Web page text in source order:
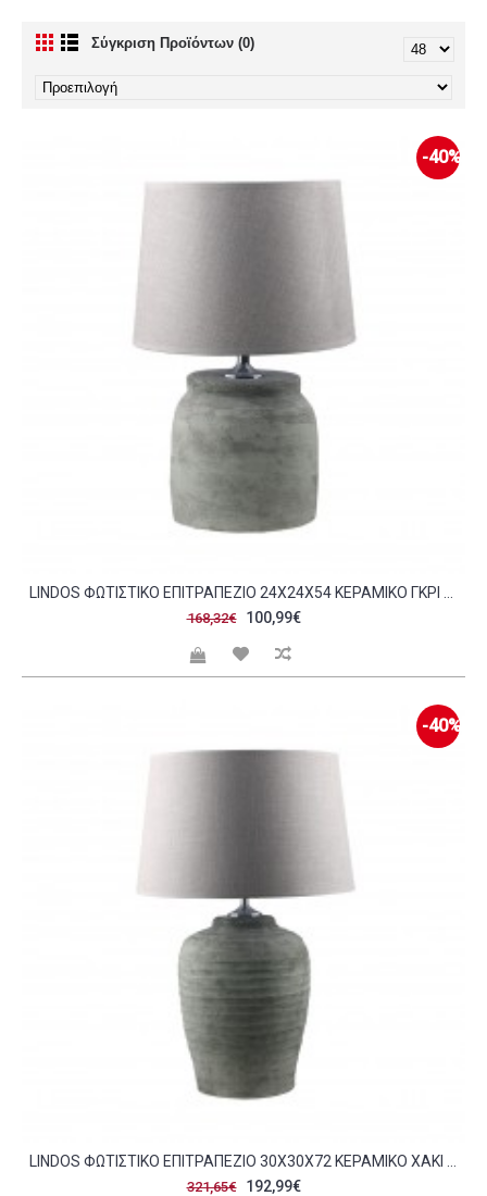
Σύγκριση Προϊόντων (0)
-40%
168,32€ 100,99€
-40%
321,65€ 192,99€